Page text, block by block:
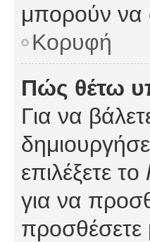
μπορούν να
Κορυφή
Πώς θέτω
Για να
επιλέξετε το
για να
προσθέσετε